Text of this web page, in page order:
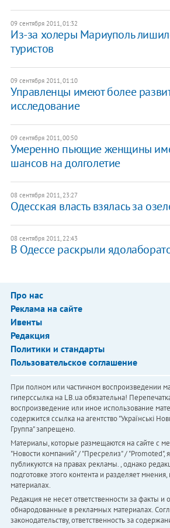
09 сентября 2011, 01:32
​Из-за холеры Мариуполь
туристов
09 сентября 2011, 01:10
Управленцы имеют более
исследование
09 сентября 2011, 00:50
Умеренно пьющие женщины
шансов на долголетие
08 сентября 2011, 23:27
Одесская власть взялась за
08 сентября 2011, 22:43
В Одессе раскрыли
Про нас
Реклама на сайте
Ивенты
Редакция
Политики и стандарты
Пользовательское соглашение
При полном или частичном воспроизведении
гиперссылка на LB.ua обязательна!
воспроизведение или иное использование
содержится ссылка на агентство "Українськi
Группа" запрещено.
Материалы, которые размещаются на сайте с
"Новости компаний" / "Пресрелиз" / "Promoted",
публикуются на правах рекламы. , однако
подготовке этого контента и разделяет
материалах.
Редакция не несет ответственности за факты
обнародованные в рекламных материалах.
законодательству, ответственность за